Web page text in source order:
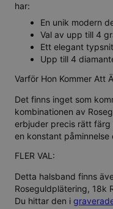
har:
En unik modern
Val av upp till 4
Ett elegant
Upp till 4
Varför Hon Kommer Att
Det finns inget som
kombinationen av
erbjuder precis rätt färg
en konstant påminnelse
FLER VAL:
Detta halsband finns
Roseguldplätering, 18k
Du hittar den i